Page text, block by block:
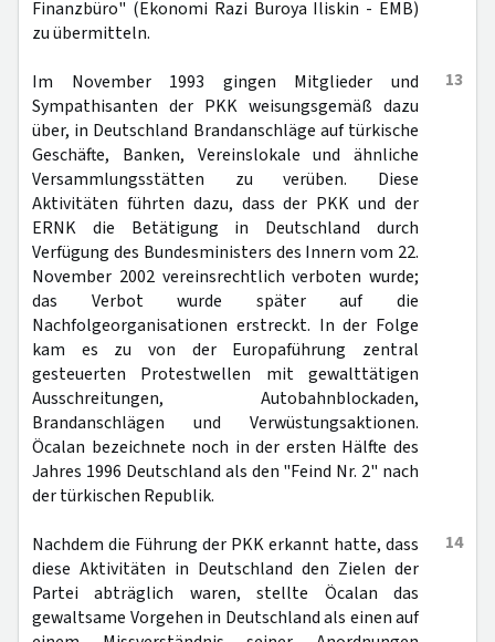
Finanzbüro" (Ekonomi Razi Buroya Iliskin - EMB)
zu übermitteln.
13
Im November 1993 gingen Mitglieder und
Sympathisanten der PKK weisungsgemäß dazu
über, in Deutschland Brandanschläge auf türkische
Geschäfte, Banken, Vereinslokale und ähnliche
Versammlungsstätten zu verüben. Diese
Aktivitäten führten dazu, dass der PKK und der
ERNK die Betätigung in Deutschland durch
Verfügung des Bundesministers des Innern vom 22.
November 2002 vereinsrechtlich verboten wurde;
das Verbot wurde später auf die
Nachfolgeorganisationen erstreckt. In der Folge
kam es zu von der Europaführung zentral
gesteuerten Protestwellen mit gewalttätigen
Ausschreitungen, Autobahnblockaden,
Brandanschlägen und Verwüstungsaktionen.
Öcalan bezeichnete noch in der ersten Hälfte des
Jahres 1996 Deutschland als den "Feind Nr. 2" nach
der türkischen Republik.
14
Nachdem die Führung der PKK erkannt hatte, dass
diese Aktivitäten in Deutschland den Zielen der
Partei abträglich waren, stellte Öcalan das
gewaltsame Vorgehen in Deutschland als einen auf